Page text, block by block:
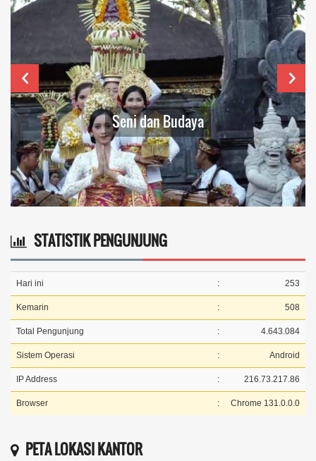
Seni dan Budaya
STATISTIK PENGUNJUNG
Hari ini : 253
Kemarin : 508
Total Pengunjung : 4.643.084
Sistem Operasi : Android
IP Address : 216.73.217.86
Browser : Chrome 131.0.0.0
PETA LOKASI KANTOR